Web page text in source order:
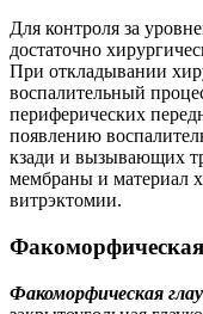
Для контроля за
достаточно
При откладывании
воспалительный
периферических
появлению
кзади и вызывающих
мембраны и материал
витрэктомии.
Факоморфическая